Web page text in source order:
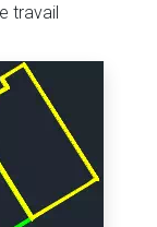
travail